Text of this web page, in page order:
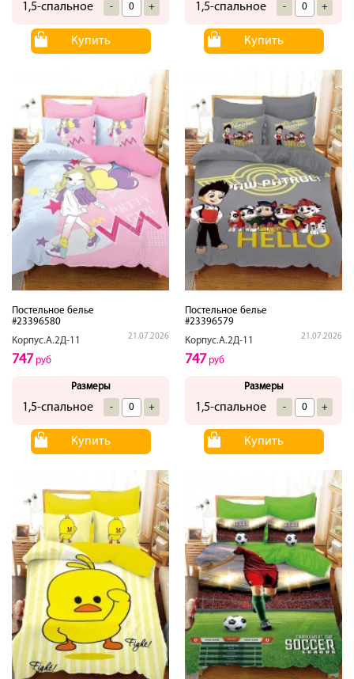
1,5-спальное - +
Купить
1,5-спальное - +
Купить
Постельное белье
#23396580
Корпус.А.2Д-11
21.07.2026
747 руб
Размеры
1,5-спальное - +
Купить
Постельное белье
#23396579
Корпус.А.2Д-11
21.07.2026
747 руб
Размеры
1,5-спальное - +
Купить